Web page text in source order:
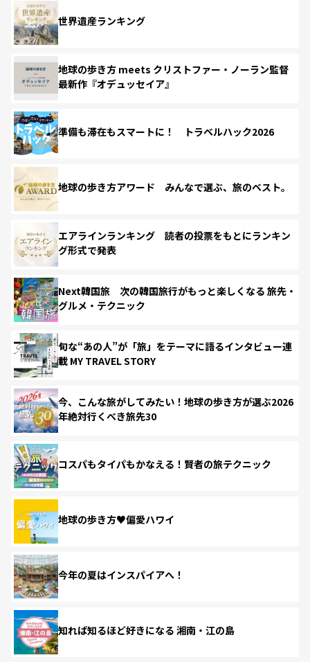
世界遺産ランキング
地球の歩き方 meets クリストファー・ノーラン監督
最新作『オデュッセイア』
準備も滞在もスマートに！ トラベルハック2026
地球の歩き方アワード みんなで選ぶ、旅のベスト。
エアラインランキング 読者の投票をもとにランキン
グ形式で発表
Next韓国旅 次の韓国旅行がもっと楽しくなる 旅先・
グルメ・テクニック
旬な“あの人”が「旅」をテーマに語るインタビュー連
載 MY TRAVEL STORY
今、こんな旅がしてみたい！地球の歩き方が選ぶ2026
年絶対行くべき旅先30
コスパもタイパもかなえる！賢者の旅テクニック
地球の歩き方♥偏愛ハワイ
今年の夏はインスパイアへ！
知れば知るほど好きになる 湘南・江の島